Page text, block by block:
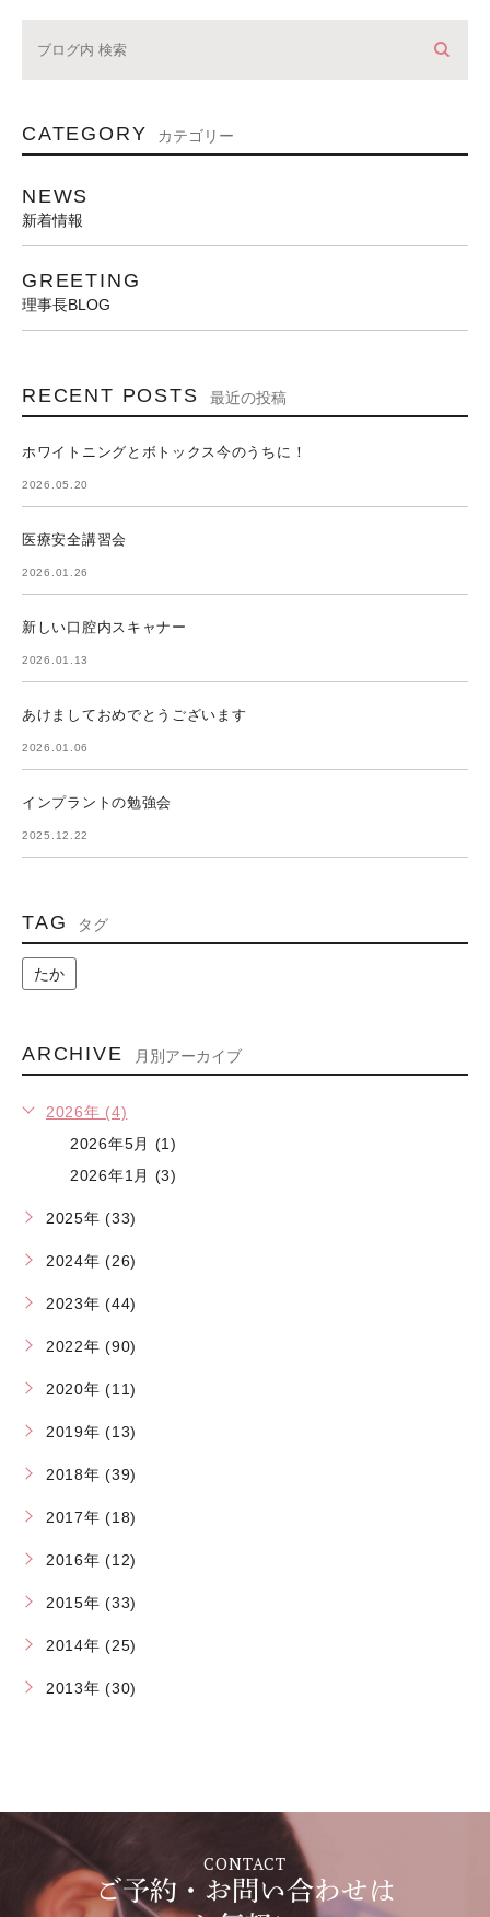
CATEGORY カテゴリー
NEWS
新着情報
GREETING
理事長BLOG
RECENT POSTS 最近の投稿
ホワイトニングとボトックス今のうちに！
2026.05.20
医療安全講習会
2026.01.26
新しい口腔内スキャナー
2026.01.13
あけましておめでとうございます
2026.01.06
インプラントの勉強会
2025.12.22
TAG タグ
たか
ARCHIVE 月別アーカイブ
2026年 (4)
2026年5月 (1)
2026年1月 (3)
2025年 (33)
2024年 (26)
2023年 (44)
2022年 (90)
2020年 (11)
2019年 (13)
2018年 (39)
2017年 (18)
2016年 (12)
2015年 (33)
2014年 (25)
2013年 (30)
CONTACT
ご予約・お問い合わせは